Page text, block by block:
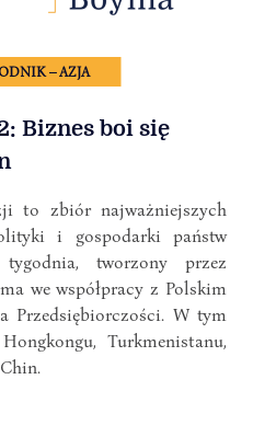
– AZJA
Biznes boi się
to zbiór najważniejszych
i gospodarki państw
tworzony przez
we współpracy z Polskim
Przedsiębiorczości. W tym
Turkmenistanu,